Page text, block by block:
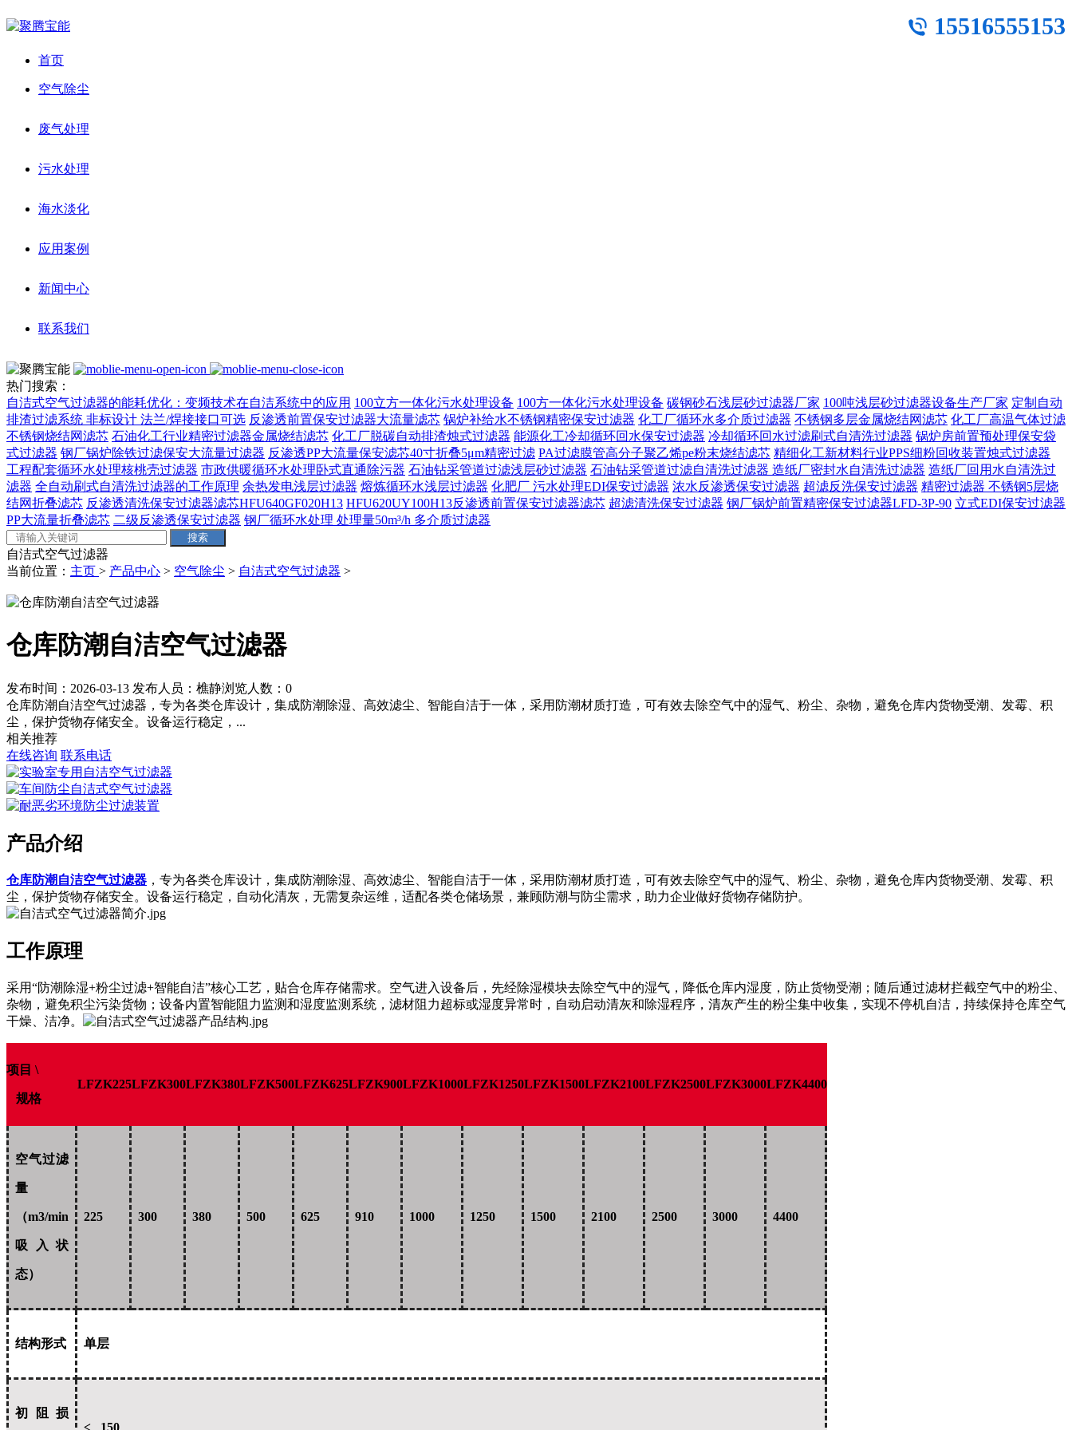
15516555153
首页
空气除尘
废气处理
污水处理
海水淡化
应用案例
新闻中心
联系我们
热门搜索：
自洁式空气过滤器的能耗优化：变频技术在自洁系统中的应用 100立方一体化污水处理设备 100方一体化污水处理设备 碳钢砂石浅层砂过滤器厂家 100吨浅层砂过滤器设备生产厂家 定制自动
排渣过滤系统 非标设计 法兰/焊接接口可选‌ 反渗透前置保安过滤器大流量滤芯 锅炉补给水不锈钢精密保安过滤器 化工厂循环水多介质过滤器 不锈钢多层金属烧结网滤芯 化工厂高温气体过滤
不锈钢烧结网滤芯 石油化工行业精密过滤器金属烧结滤芯 化工厂脱碳自动排渣烛式过滤器 能源化工冷却循环回水保安过滤器 冷却循环回水过滤刷式自清洗过滤器 锅炉房前置预处理保安袋
式过滤器 钢厂锅炉除铁过滤保安大流量过滤器 反渗透PP大流量保安滤芯40寸折叠5μm精密过滤 PA过滤膜管高分子聚乙烯pe粉末烧结滤芯 精细化工新材料行业PPS细粉回收装置烛式过滤器
工程配套循环水处理核桃壳过滤器 市政供暖循环水处理卧式直通除污器 石油钻采管道过滤浅层砂过滤器 石油钻采管道过滤自清洗过滤器 造纸厂密封水自清洗过滤器 造纸厂回用水自清洗过
滤器 全自动刷式自清洗过滤器的工作原理 余热发电浅层过滤器 熔炼循环水浅层过滤器 化肥厂 污水处理EDI保安过滤器 浓水反渗透保安过滤器 超滤反洗保安过滤器 精密过滤器 不锈钢5层烧
结网折叠滤芯 反渗透清洗保安过滤器滤芯HFU640GF020H13 HFU620UY100H13反渗透前置保安过滤器滤芯 超滤清洗保安过滤器 钢厂锅炉前置精密保安过滤器LFD-3P-90 立式EDI保安过滤器
PP大流量折叠滤芯 二级反渗透保安过滤器 钢厂循环水处理 处理量50m³/h 多介质过滤器
自洁式空气过滤器
当前位置： 主页 > 产品中心 > 空气除尘 > 自洁式空气过滤器 >
仓库防潮自洁空气过滤器
发布时间：2026-03-13 发布人员：樵静浏览人数： 0
仓库防潮自洁空气过滤器，专为各类仓库设计，集成防潮除湿、高效滤尘、智能自洁于一体，采用防潮材质打造，可有效去除空气中的湿气、粉尘、杂物，避免仓库内货物受潮、发霉、积
尘，保护货物存储安全。设备运行稳定，...
相关推荐
在线咨询 联系电话
产品介绍
仓库防潮自洁空气过滤器 ，专为各类仓库设计，集成防潮除湿、高效滤尘、智能自洁于一体，采用防潮材质打造，可有效去除空气中的湿气、粉尘、杂物，避免仓库内货物受潮、发霉、积
尘，保护货物存储安全。设备运行稳定，自动化清灰，无需复杂运维，适配各类仓储场景，兼顾防潮与防尘需求，助力企业做好货物存储防护。
工作原理
采用“防潮除湿+粉尘过滤+智能自洁”核心工艺，贴合仓库存储需求。空气进入设备后，先经除湿模块去除空气中的湿气，降低仓库内湿度，防止货物受潮；随后通过滤材拦截空气中的粉尘、
杂物，避免积尘污染货物；设备内置智能阻力监测和湿度监测系统，滤材阻力超标或湿度异常时，自动启动清灰和除湿程序，清灰产生的粉尘集中收集，实现不停机自洁，持续保持仓库空气
干燥、洁净。
项目 \
规格
LFZK225LFZK300LFZK380LFZK500LFZK625LFZK900LFZK1000LFZK1250LFZK1500LFZK2100LFZK2500LFZK3000LFZK4400
空气过滤
量
（m3/min
吸入状
态）
225 300 380 500 625 910 1000 1250 1500 2100 2500 3000 4400
结构形式 单层
初阻损
≤ 150